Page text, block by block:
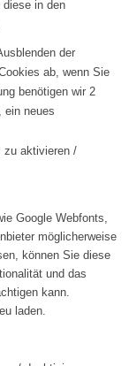
diese in den
der
ab, wenn Sie
benötigen wir 2
ein neues
zu aktivieren /
Google Webfonts,
möglicherweise
können Sie diese
und das
kann.
laden.